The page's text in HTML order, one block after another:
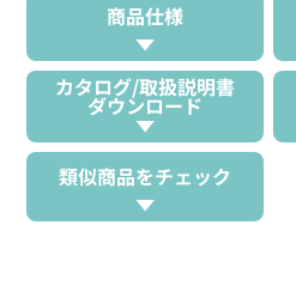
商品仕様
カタログ/取扱説明書
ダウンロード
類似商品をチェック